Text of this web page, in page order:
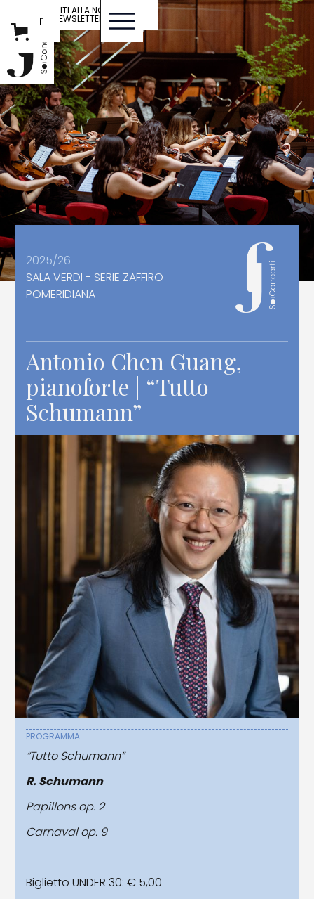
ENG
IT
ISCRIVITI ALLA NOSTRA
NEWSLETTER
2025/26
SALA VERDI - SERIE ZAFFIRO
POMERIDIANA
Antonio Chen Guang,
pianoforte | “Tutto
Schumann”
PROGRAMMA
“Tutto Schumann”
R. Schumann
Papillons op. 2
Carnaval op. 9
Biglietto UNDER 30: € 5,00